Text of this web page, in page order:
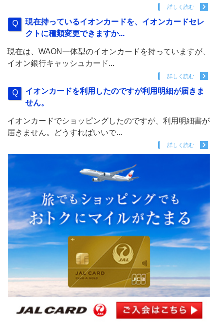
詳しく読む
現在持っているイオンカードを、イオンカードセレ
クトに種類変更できますか...
現在は、WAON一体型のイオンカードを持っていますが、
イオン銀行キャッシュカード...
詳しく読む
イオンカードを利用したのですが利用明細が届きま
せん。
イオンカードでショッピングしたのですが、利用明細書が
届きません。どうすればいいで...
詳しく読む